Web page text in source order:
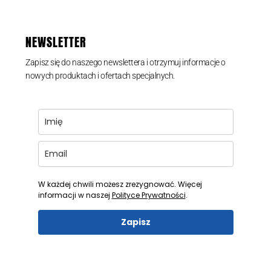
NEWSLETTER
Zapisz się do naszego newslettera i otrzymuj informacje o
nowych produktach i ofertach specjalnych.
W każdej chwili możesz zrezygnować. Więcej
informacji w naszej Polityce Prywatności.
Zapisz